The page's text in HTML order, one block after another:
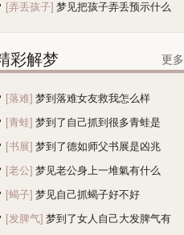
[弄丢孩子] 梦见把孩子弄丢预示什么
彩解梦 更多
[落难] 梦到落难女友救我怎么样
[青蛙] 梦到了自己抓到很多青蛙是
[书展] 梦到了德如师父书展是凶兆
[老公] 梦见老公身上一堆氣有什么
[蝎子] 梦见自己抓蝎子好不好
[发脾气] 梦到了女人自己大发脾气有